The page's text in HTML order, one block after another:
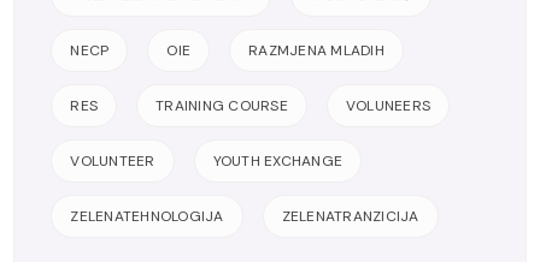
NECP OIE RAZMJENA MLADIH
RES TRAINING COURSE VOLUNEERS
VOLUNTEER YOUTH EXCHANGE
ZELENATEHNOLOGIJA ZELENATRANZICIJA